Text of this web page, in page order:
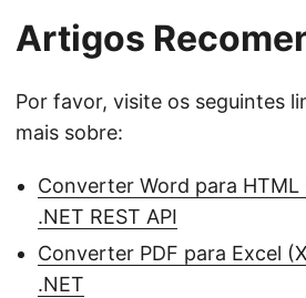
Artigos
Por favor, visite os seguintes
mais sobre:
Converter Word para HTML
.NET REST API
Converter PDF para Excel
.NET